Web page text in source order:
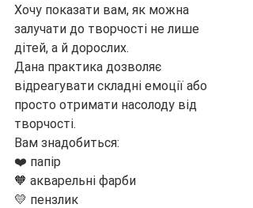
Хочу показати вам, як можна
залучати до творчості не лише
дітей, а й дорослих.
Дана практика дозволяє
відреагувати складні емоції або
просто отримати насолоду від
творчості.
Вам знадобиться:
❤️ папір
🧡 акварельні фарби
💛 пензлик